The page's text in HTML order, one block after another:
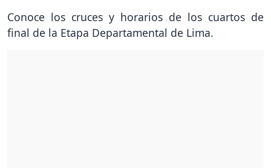
Conoce los cruces y horarios de los cuartos de
final de la Etapa Departamental de Lima.